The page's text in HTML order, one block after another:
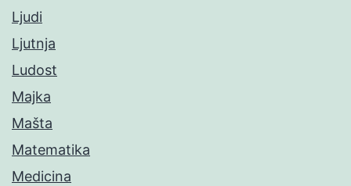
Ljudi
Ljutnja
Ludost
Majka
Mašta
Matematika
Medicina